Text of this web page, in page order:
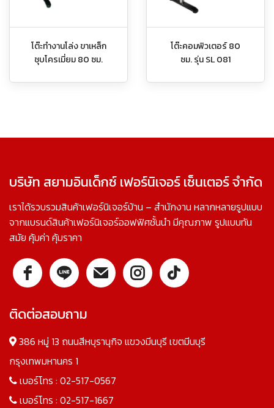
โต๊ะทำงานโล่ง ขาเหล็ก
ชุบโครเมี่ยม 80 ซม.
โต๊ะคอมพิวเตอร์ 80
ซม. รุ่น SL 081
บริษัท สยามอินเด็กซ์ เฟอร์นิเจอร์ เซ็นเตอร์ จำกัด
เราได้รวบรวมสินค้าเฟอร์นิเจอร์บ้าน – สำนักงาน หลากหลายรูปแบบ
จากแบรนด์สินค้าเฟอร์นิเจอร์ออฟฟิศชั้นนำ มีคุณภาพ รูปแบบทัน
สมัย คุ้มค่า คุ้มราคา
ติดต่อสอบถาม
386 หมู่ 13 ถนนสีหบุรานุกิจ แขวงมีนบุรี เขตมีนบุรี
กรุงเทพมหานคร 1
เบอร์โทร : 02-517-0567
เบอร์โทร : 02-517-1667